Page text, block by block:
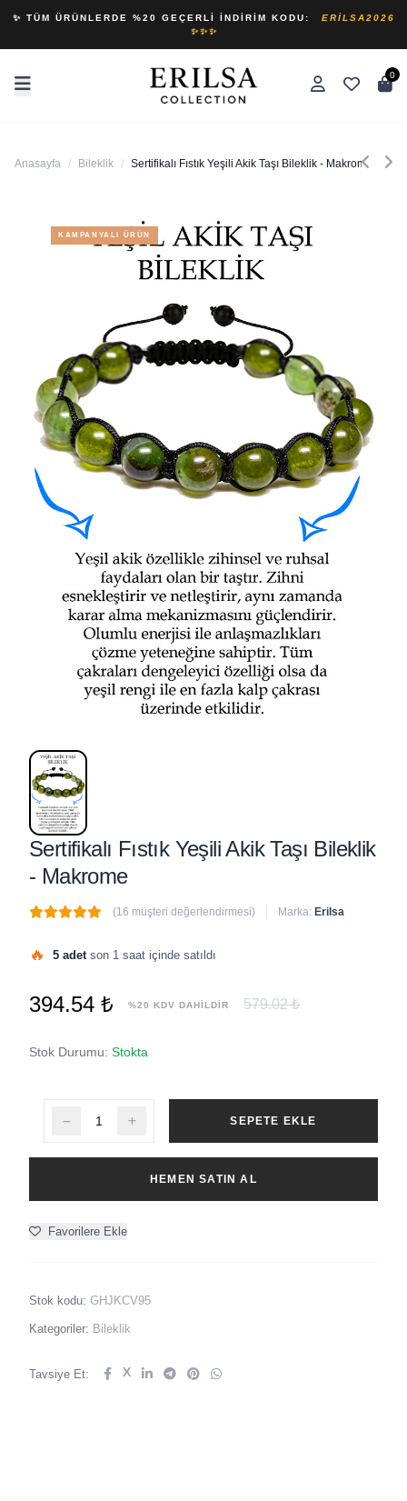
✨ TÜM ÜRÜNLERDE %20 GEÇERLI İNDIRIM KODU:
ERILSA2026
✨✨✨
0
Anasayfa / Bileklik / Sertifikalı Fıstık Yeşili Akik Taşı Bileklik - Makrome
KAMPANYALI ÜRÜN
Sertifikalı Fıstık Yeşili Akik Taşı Bileklik
- Makrome
(16 müşteri değerlendirmesi) Marka: Erilsa
🔥 5 adet son 1 saat içinde satıldı
394.54 ₺ %20 KDV DAHİLDİR 579.02 ₺
Stok Durumu: Stokta
SEPETE EKLE
HEMEN SATIN AL
Favorilere Ekle
Stok kodu: GHJKCV95
Kategoriler: Bileklik
Tavsiye Et: X